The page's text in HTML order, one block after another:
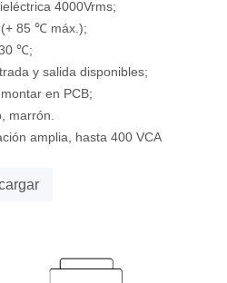
4000Vrms;
(+ 85 ℃ máx.);
℃;
y salida disponibles;
en PCB;
marrón.
amplia, hasta 400 VCA